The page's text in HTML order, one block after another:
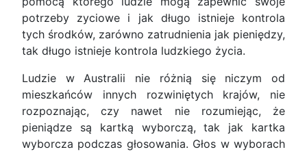
potrzeby zyciowe i jak długo istnieje kontrola
tych środków, zarówno zatrudnienia jak pieniędzy,
tak długo istnieje kontrola ludzkiego życia.
Ludzie w Australii nie różnią się niczym od
mieszkańców innych rozwiniętych krajów, nie
rozpoznając, czy nawet nie rozumiejąc, że
pieniądze są kartką wyborczą, tak jak kartka
wyborcza podczas głosowania. Głos w wyborach